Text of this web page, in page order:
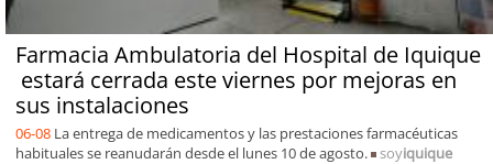
Farmacia Ambulatoria del Hospital de Iquique
estará cerrada este viernes por mejoras en
sus instalaciones
06-08 La entrega de medicamentos y las prestaciones farmacéuticas
habituales se reanudarán desde el lunes 10 de agosto.
soyiquique